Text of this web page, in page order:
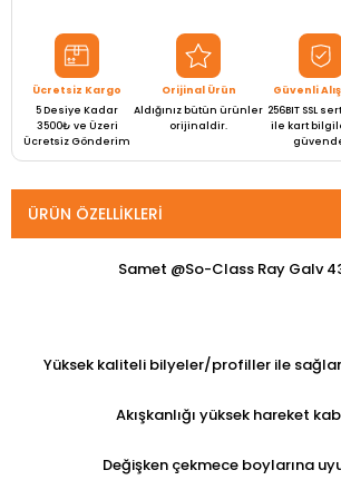
Ücretsiz Kargo
5 Desiye Kadar
3500₺ ve Üzeri
Ücretsiz Gönderim
Orijinal Ürün
Aldığınız bütün ürünler
orijinaldir.
Güvenli
256BIT SSL
ile kart
ÜRÜN ÖZELLIKLERI
Samet @So-Class Ray Galv
Yüksek kaliteli bilyeler/profiller ile
Akışkanlığı yüksek hareket
Değişken çekmece boylarına